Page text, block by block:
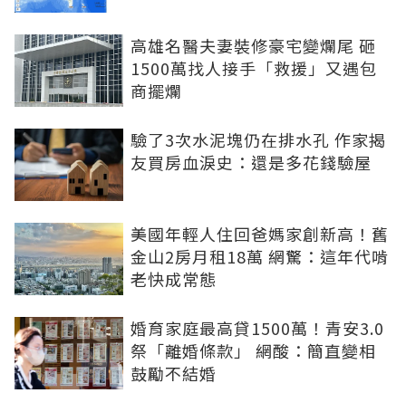
高雄名醫夫妻裝修豪宅變爛尾 砸
1500萬找人接手「救援」又遇包
商擺爛
驗了3次水泥塊仍在排水孔 作家揭
友買房血淚史：還是多花錢驗屋
美國年輕人住回爸媽家創新高！舊
金山2房月租18萬 網驚：這年代啃
老快成常態
婚育家庭最高貸1500萬！青安3.0
祭「離婚條款」 網酸：簡直變相
鼓勵不結婚